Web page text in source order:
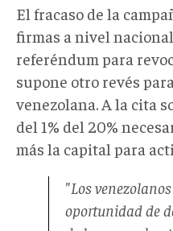
El fracaso de la
firmas a nivel
referéndum para
supone otro revés
venezolana. A la cita
del 1% del 20%
más la capital para
"Los
oportunidad de